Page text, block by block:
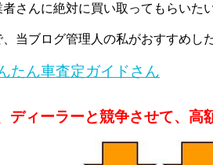
者さんに絶対に買い取ってもらいた
、当ブログ管理人の私がおすすめし
たん車査定ガイドさん
ディーラーと競争させて、高